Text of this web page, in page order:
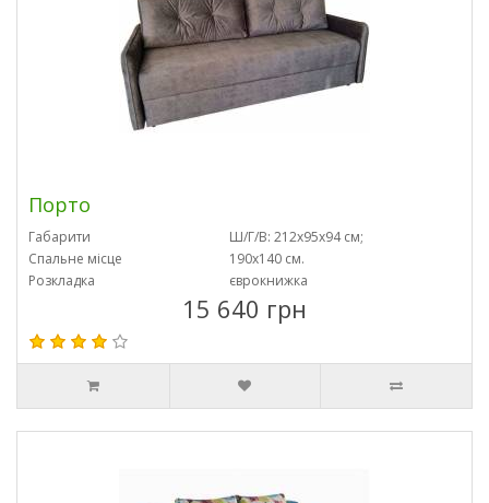
Порто
Габарити
Ш/Г/В: 212х95х94 см;
Спальне місце
190х140 см.
Розкладка
єврокнижка
15 640 грн